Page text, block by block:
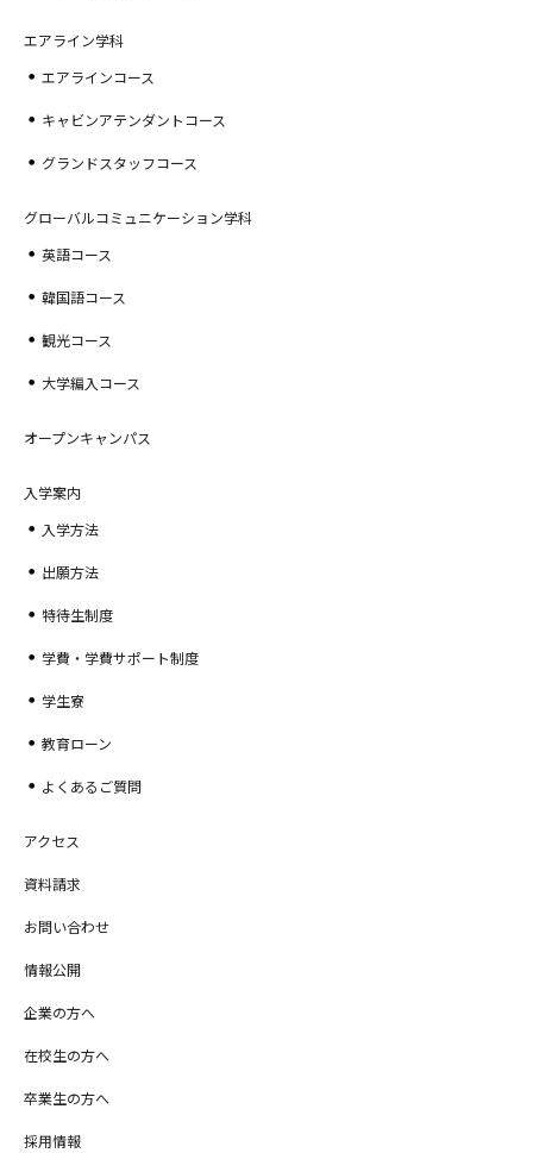
エアライン学科
エアラインコース
キャビンアテンダントコース
グランドスタッフコース
グローバルコミュニケーション学科
英語コース
韓国語コース
観光コース
大学編入コース
オープンキャンパス
入学案内
入学方法
出願方法
特待生制度
学費・学費サポート制度
学生寮
教育ローン
よくあるご質問
アクセス
資料請求
お問い合わせ
情報公開
企業の方へ
在校生の方へ
卒業生の方へ
採用情報